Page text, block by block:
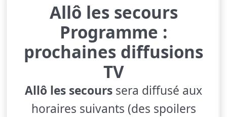
Allô les secours
Programme :
prochaines diffusions
TV
Allô les secours sera diffusé aux
horaires suivants (des spoilers